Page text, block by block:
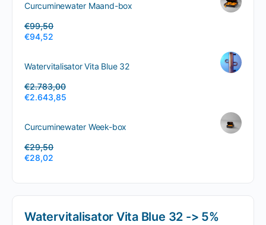
Curcuminewater Maand-box
€99,50
€94,52
Watervitalisator Vita Blue 32
€2.783,00
€2.643,85
Curcuminewater Week-box
€29,50
€28,02
Watervitalisator Vita Blue 32 -> 5%